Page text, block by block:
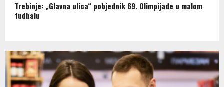
Trebinje: „Glavna ulica“ pobjednik 69. Olimpijade u malom
fudbalu